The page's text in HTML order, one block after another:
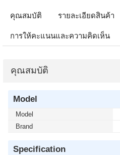
คุณสมบัติ รายละเอียดสินค้า
การให้คะแนนและความคิดเห็น
คุณสมบัติ
Model
Model
Brand
Specification